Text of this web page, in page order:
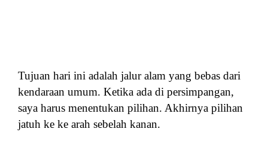
Tujuan hari ini adalah jalur alam yang bebas dari
kendaraan umum. Ketika ada di persimpangan,
saya harus menentukan pilihan. Akhirnya pilihan
jatuh ke ke arah sebelah kanan.